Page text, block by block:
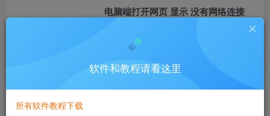
电脑端打开网页 显示 没有网络连接
软件和教程请看这里
所有软件教程下载